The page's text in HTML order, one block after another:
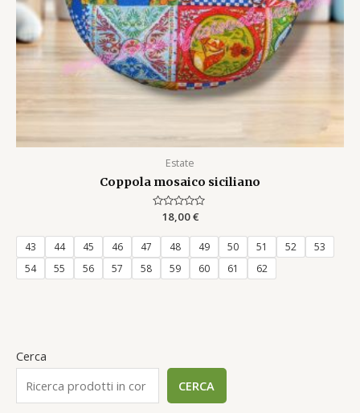
Cerca
CERCA
Estate
Coppola mosaico siciliano
Rated
out
18,00€
43 44 45 46 47 48 49 50 51 52
53
54
55 56 57 58 59 60 61 62